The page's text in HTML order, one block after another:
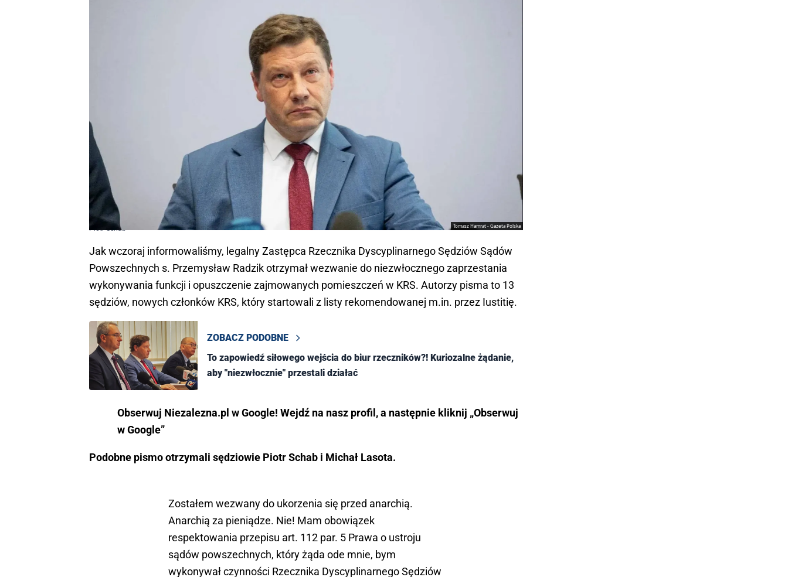
Tomasz Hamrat - Gazeta Polska
Piotr Schab
Jak wczoraj informowaliśmy, legalny Zastępca Rzecznika Dyscyplinarnego Sędziów Sądów
Powszechnych s. Przemysław Radzik otrzymał wezwanie do niezwłocznego zaprzestania
wykonywania funkcji i opuszczenie zajmowanych pomieszczeń w KRS. Autorzy pisma to 13
sędziów, nowych członków KRS, który startowali z listy rekomendowanej m.in. przez Iustitię.
ZOBACZ PODOBNE
To zapowiedź siłowego wejścia do biur rzeczników?! Kuriozalne żądanie,
aby "niezwłocznie" przestali działać
Obserwuj Niezalezna.pl w Google! Wejdź na nasz profil, a następnie kliknij „Obserwuj
w Google”
Podobne pismo otrzymali sędziowie Piotr Schab i Michał Lasota.
Zostałem wezwany do ukorzenia się przed anarchią.
Anarchią za pieniądze. Nie! Mam obowiązek
respektowania przepisu art. 112 par. 5 Prawa o ustroju
sądów powszechnych, który żąda ode mnie, bym
wykonywał czynności Rzecznika Dyscyplinarnego Sędziów